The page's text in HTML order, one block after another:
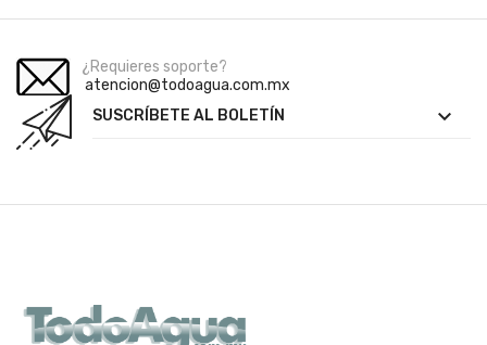
¿Requieres soporte?
atencion@todoagua.com.mx
SUSCRÍBETE AL BOLETÍN
